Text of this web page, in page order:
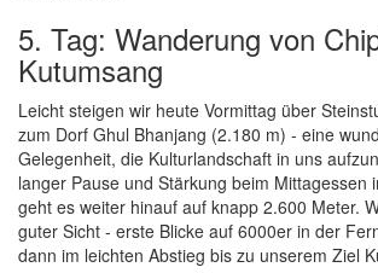
5. Tag: Wanderung von
Kutumsang
Leicht steigen wir heute Vormittag über
zum Dorf Ghul Bhanjang (2.180 m) - eine
Gelegenheit, die Kulturlandschaft in uns
langer Pause und Stärkung beim Mittagessen
geht es weiter hinauf auf knapp 2.600 Meter.
guter Sicht - erste Blicke auf 6000er in der
dann im leichten Abstieg bis zu unserem Ziel